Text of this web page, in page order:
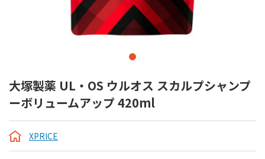
大塚製薬 UL・OS ウルオス スカルプシャンプ
ーボリュームアップ 420ml
XPRICE